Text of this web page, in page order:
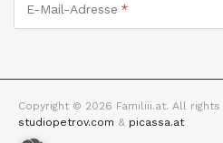
E-Mail-Adresse
Copyright © 2026 Familiii.at. All
studiopetrov.com & picassa.at